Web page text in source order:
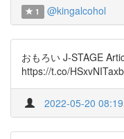
1 @kingalcohol
おもろい J-STAGE
https://t.co/HSxvNITaxb
2022-05-20